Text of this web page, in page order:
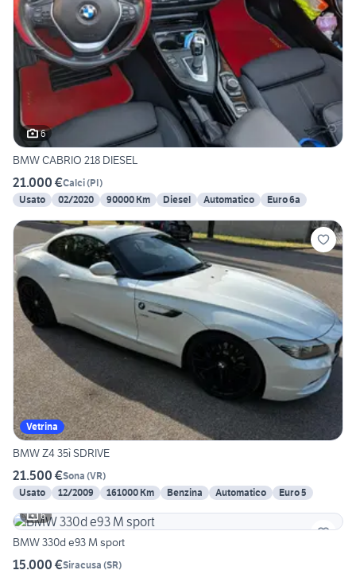
6
BMW CABRIO 218 DIESEL
21.000 €Calci(PI)
Usato
02/2020 90000 Km Diesel Automatico Euro 6a
Vetrina
BMW Z4 35ì SDRIVE
21.500 €Sona (VR)
Usato
12/2009 161000 Km Benzina Automatico
Euro 5
6
BMW 330d e93 M sport
15.000 €Siracusa (SR)